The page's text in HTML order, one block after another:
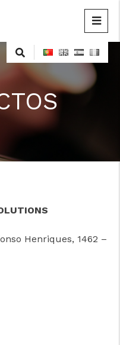
Henriques, 1462 –